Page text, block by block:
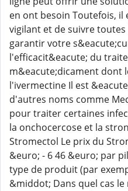
en ont besoin Toutefois,
vigilant et de suivre
garantir votre
l'efficacit&eacute; du
m&eacute;dicament dont
l'ivermectine Il est
d'autres noms comme
pour traiter certaines
la onchocercose et la
Stromectol Le prix du
&euro; - 6 46 &euro; par
type de produit (par
&middot; Dans quel cas